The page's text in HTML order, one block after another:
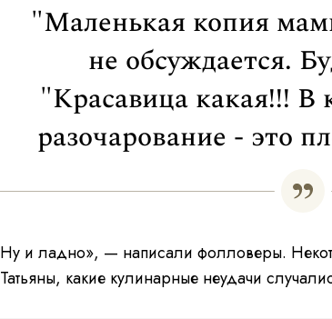
"Маленькая копия
не обсуждается.
"Красавица какая!!! В
разочарование - это
Ну и ладно», — написали фолловеры.
Татьяны, какие кулинарные неудачи